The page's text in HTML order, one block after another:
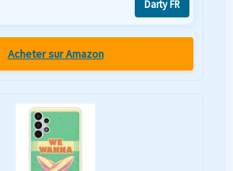
Darty FR
Acheter sur Amazon